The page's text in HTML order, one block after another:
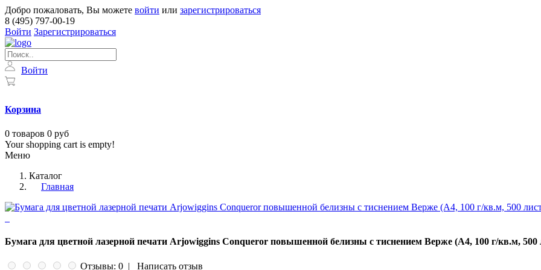
Добро пожаловать, Вы можете войти или зарегистрироваться
8 (495) 797-00-19
Войти Зарегистрироваться
Войти
Корзина
0 товаров 0 руб
Your shopping cart is empty!
Меню
Каталог
Главная
Бумага для цветной лазерной печати Arjowiggins Conqueror повышенной белизны с тиснением Верже (A4, 100 г/кв.м, 500
Отзывы: 0 |
Написать отзыв